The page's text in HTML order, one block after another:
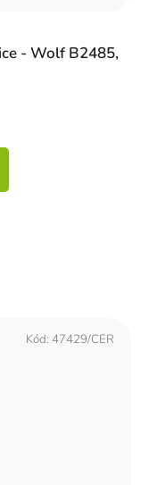
- Wolf B2485,
Kód: 47429/CER